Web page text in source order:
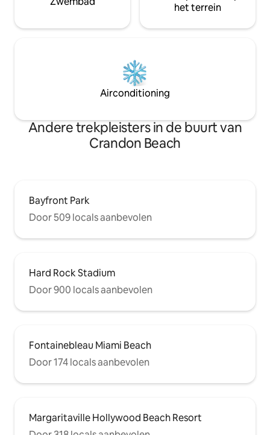
het terrein
Airconditioning
Andere trekpleisters in de buurt van
Crandon Beach
Bayfront Park
Door 509 locals aanbevolen
Hard Rock Stadium
Door 900 locals aanbevolen
Fontainebleau Miami Beach
Door 174 locals aanbevolen
Margaritaville Hollywood Beach Resort